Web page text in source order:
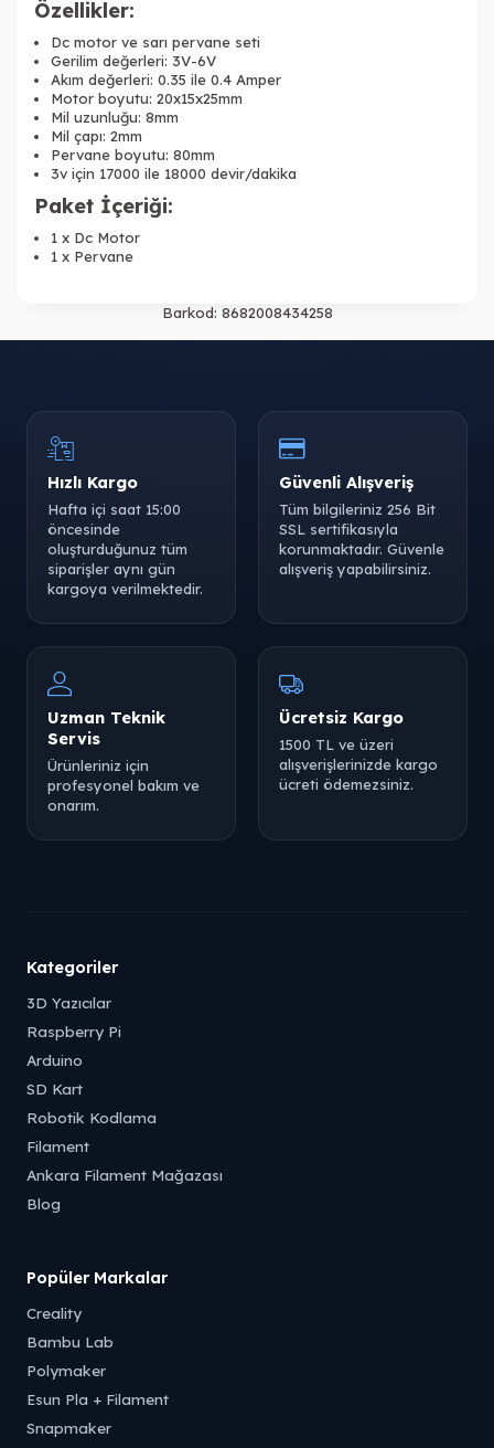
Özellikler:
Dc motor ve sarı pervane seti
Gerilim değerleri: 3V-6V
Akım değerleri: 0.35 ile 0.4 Amper
Motor boyutu: 20x15x25mm
Mil uzunluğu: 8mm
Mil çapı: 2mm
Pervane boyutu: 80mm
3v için 17000 ile 18000 devir/dakika
Paket İçeriği:
1 x Dc Motor
1 x Pervane
Barkod: 8682008434258
Hızlı Kargo
Hafta içi saat 15:00
öncesinde
oluşturduğunuz tüm
siparişler aynı gün
kargoya verilmektedir.
Güvenli Alışveriş
Tüm bilgileriniz 256 Bit
SSL sertifikasıyla
korunmaktadır. Güvenle
alışveriş yapabilirsiniz.
Uzman Teknik
Servis
Ürünleriniz için
profesyonel bakım ve
onarım.
Ücretsiz Kargo
1500 TL ve üzeri
alışverişlerinizde kargo
ücreti ödemezsiniz.
Kategoriler
3D Yazıcılar
Raspberry Pi
Arduino
SD Kart
Robotik Kodlama
Filament
Ankara Filament Mağazası
Blog
Popüler Markalar
Creality
Bambu Lab
Polymaker
Esun Pla + Filament
Snapmaker